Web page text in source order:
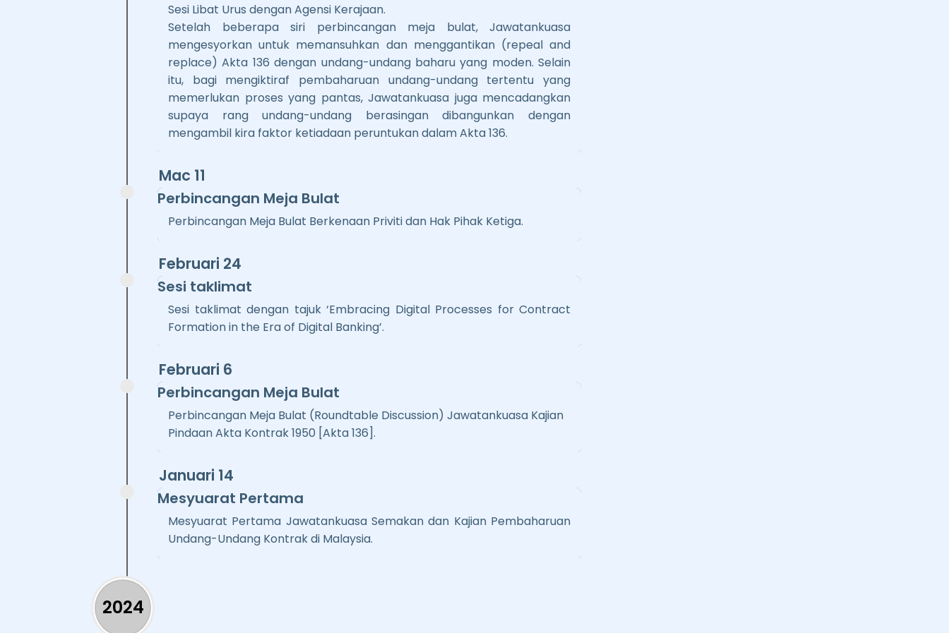
Sesi Libat Urus dengan Agensi Kerajaan.
Setelah beberapa siri perbincangan meja bulat, Jawatankuasa
mengesyorkan untuk memansuhkan dan menggantikan (repeal and
replace) Akta 136 dengan undang-undang baharu yang moden. Selain
itu, bagi mengiktiraf pembaharuan undang-undang tertentu yang
memerlukan proses yang pantas, Jawatankuasa juga mencadangkan
supaya rang undang-undang berasingan dibangunkan dengan
mengambil kira faktor ketiadaan peruntukan dalam Akta 136.
Mac 11
Perbincangan Meja Bulat
Perbincangan Meja Bulat Berkenaan Priviti dan Hak Pihak Ketiga.
Februari 24
Sesi taklimat
Sesi taklimat dengan tajuk ‘Embracing Digital Processes for Contract
Formation in the Era of Digital Banking’.
Februari 6
Perbincangan Meja Bulat
Perbincangan Meja Bulat (Roundtable Discussion) Jawatankuasa Kajian
Pindaan Akta Kontrak 1950 [Akta 136].
Januari 14
Mesyuarat Pertama
Mesyuarat Pertama Jawatankuasa Semakan dan Kajian Pembaharuan
Undang-Undang Kontrak di Malaysia.
2024